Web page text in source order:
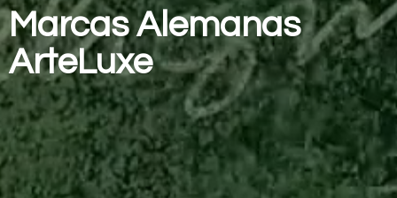
MarcasAlemanas
ArteLuxe